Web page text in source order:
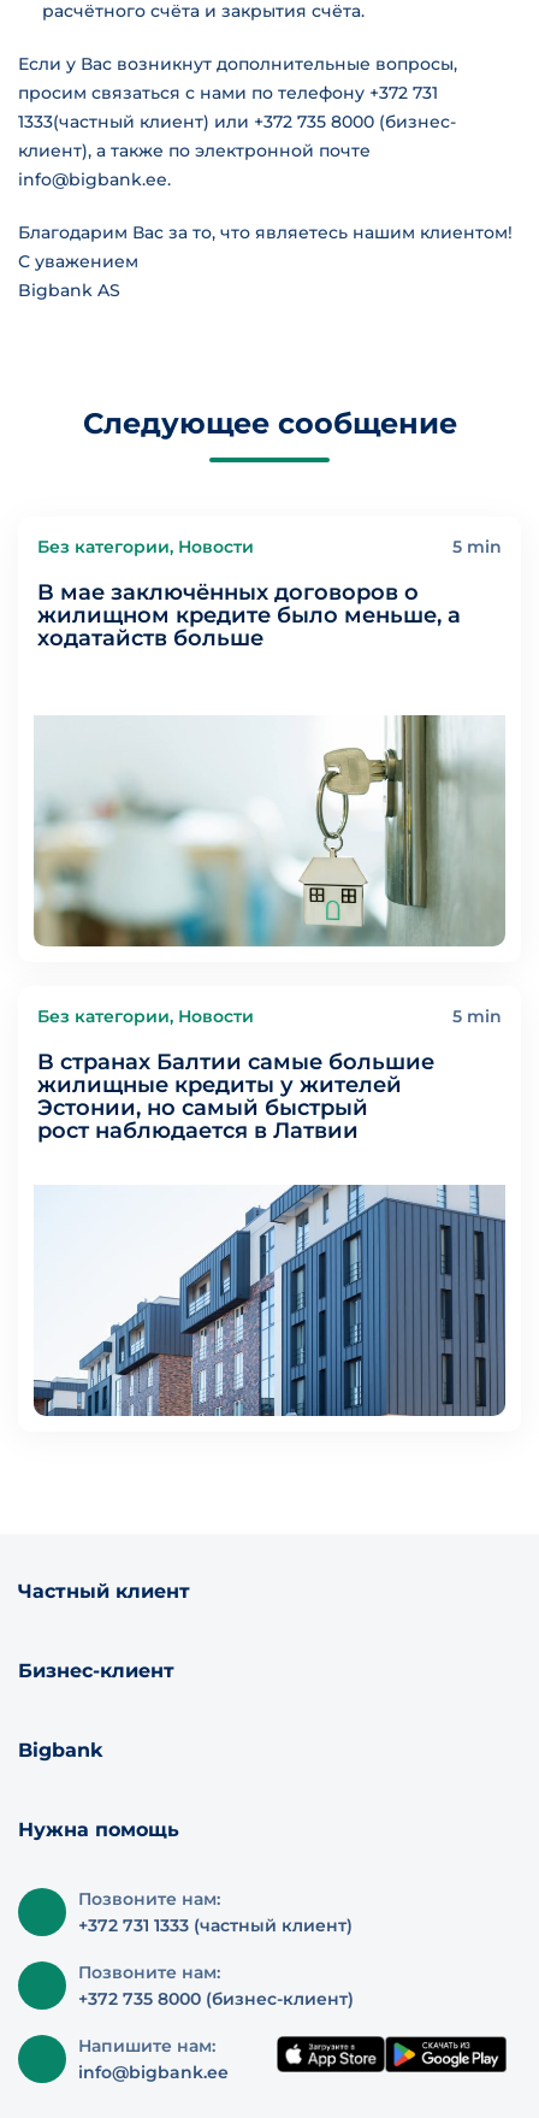
расчётного счёта и закрытия счёта.
Если у Вас возникнут дополнительные вопросы,
просим связаться с нами по телефону +372 731
1333(частный клиент) или +372 735 8000 (бизнес-
клиент), а также по электронной почте
info@bigbank.ee.
Благодарим Вас за то, что являетесь нашим клиентом!
С уважением
Bigbank AS
Следующее сообщение
Без категории, Новости 5 min
B мае заключённых договоров о
жилищном кредите было меньше, а
ходатайств больше
Без категории, Новости 5 min
B странах Балтии самые большие
жилищные кредиты у жителей
Эстонии, но самый быстрый
рост наблюдается в Латвии
Частный клиент
Бизнес-клиент
Bigbank
Нужна помощь
Позвоните нам:
+372 731 1333 (частный клиент)
Позвоните нам:
+372 735 8000 (бизнес-клиент)
Напишите нам:
info@bigbank.ee